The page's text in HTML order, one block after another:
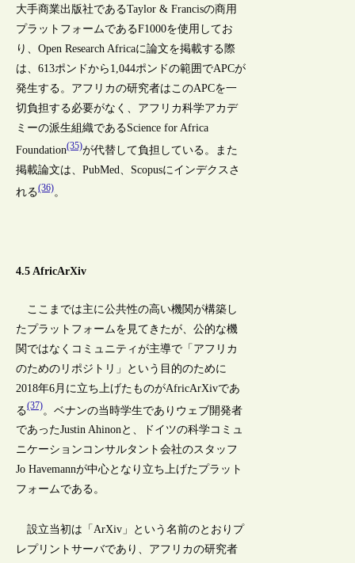
大手商業出版社であるTaylor & Francisの商用
プラットフォームであるF1000を使用してお
り、Open Research Africaに論文を掲載する際
は、613ポンドから1,044ポンドの範囲でAPCが
発生する。アフリカの研究者はこのAPCを一
切負担する必要がなく、アフリカ科学アカデ
ミーの派生組織であるScience for Africa
Foundation(35)が代替して負担している。また
掲載論文は、PubMed、Scopusにインデクスさ
れる(36)。
4.5 AfricArXiv
ここまでは主に公共性の高い機関が構築し
たプラットフォームを見てきたが、公的な機
関ではなくコミュニティが主導で「アフリカ
のためのリポジトリ」という目的のために
2018年6月に立ち上げたものがAfricArXivであ
る(37)。ベナンの当時学生でありウェブ開発者
であったJustin Ahinonと、ドイツの科学コミュ
ニケーションコンサルタント会社のスタッフ
Jo Havemannが中心となり立ち上げたプラット
フォームである。
設立当初は「ArXiv」という名前のとおりプ
レプリントサーバであり、アフリカの研究者